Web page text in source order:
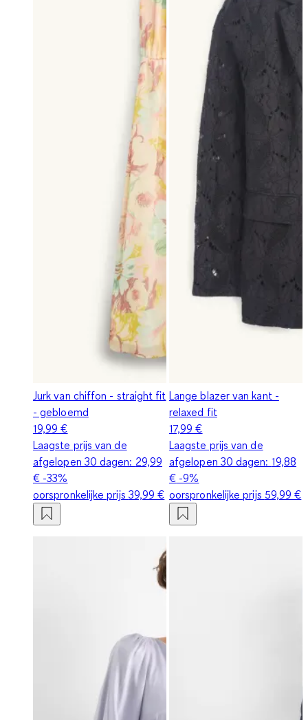
Jurk van chiffon - straight fit
- gebloemd
19,99 €
Laagste prijs van de
afgelopen 30 dagen: 29,99
€ -33%
oorspronkelijke prijs 39,99 €
Lange blazer van kant -
relaxed fit
17,99 €
Laagste prijs van de
afgelopen 30 dagen: 19,88
€ -9%
oorspronkelijke prijs 59,99 €